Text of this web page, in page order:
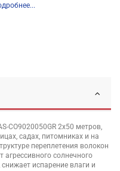
CO9020050GR 2х50 метров,
садах, питомниках и на
переплетения волокон
солнечного
испарение влаги и